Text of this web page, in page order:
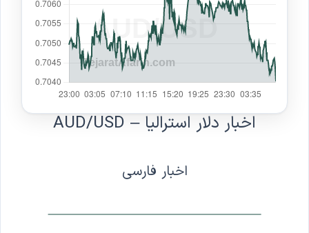
اخبار دلار استرالیا – AUD/USD
اخبار فارسی